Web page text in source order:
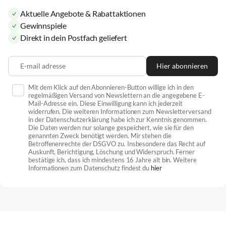
Aktuelle Angebote & Rabattaktionen
Gewinnspiele
Direkt in dein Postfach geliefert
E-mail adresse Hier abonnieren
Mit dem Klick auf den Abonnieren-Button willige ich in den
regelmäßigen Versand von Newslettern an die angegebene E-
Mail-Adresse ein. Diese Einwilligung kann ich jederzeit
widerrufen. Die weiteren Informationen zum Newsletterversand
in der Datenschutzerklärung habe ich zur Kenntnis genommen.
Die Daten werden nur solange gespeichert, wie sie für den
genannten Zweck benötigt werden. Mir stehen die
Betroffenenrechte der DSGVO zu. Insbesondere das Recht auf
Auskunft, Berichtigung, Löschung und Widerspruch. Ferner
bestätige ich, dass ich mindestens 16 Jahre alt bin. Weitere
Informationen zum Datenschutz findest du hier